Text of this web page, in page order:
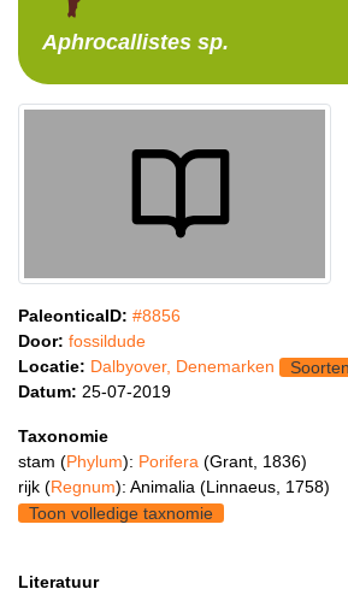
Aphrocallistes sp.
PaleonticaID: #8856
Door: fossildude
Locatie: Dalbyover, Denemarken
Datum: 25-07-2019
Taxonomie
stam (Phylum): Porifera (Grant, 1836)
rijk (Regnum): Animalia (Linnaeus, 1758)
Toon volledige taxnomie
Literatuur